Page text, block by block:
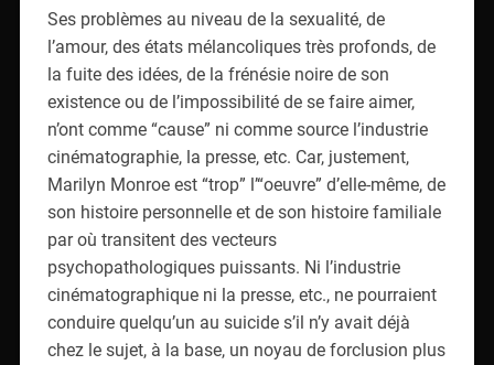
Ses problèmes au niveau de la sexualité, de
l’amour, des états mélancoliques très profonds, de
la fuite des idées, de la frénésie noire de son
existence ou de l’impossibilité de se faire aimer,
n’ont comme “cause” ni comme source l’industrie
cinématographie, la presse, etc. Car, justement,
Marilyn Monroe est “trop” l’“oeuvre” d’elle-même, de
son histoire personnelle et de son histoire familiale
par où transitent des vecteurs
psychopathologiques puissants. Ni l’industrie
cinématographique ni la presse, etc., ne pourraient
conduire quelqu’un au suicide s’il n’y avait déjà
chez le sujet, à la base, un noyau de forclusion plus